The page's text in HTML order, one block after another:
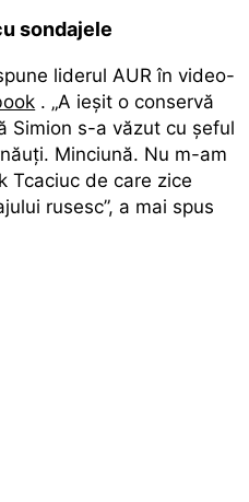
sondajele
liderul AUR în video-
. „A ieșit o conservă
Simion s-a văzut cu șeful
Minciună. Nu m-am
Tcaciuc de care zice
rusesc”, a mai spus